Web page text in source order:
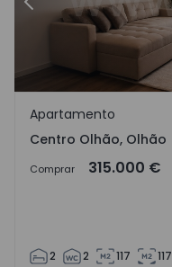
Anterior
Centro Olhão, Olhão
Apartamento
Centro Olhão, Olhão
Comprar 315.000 €
2 2 117 117